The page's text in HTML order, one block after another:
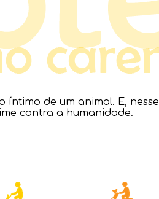
de um animal. E, nesse
contra a humanidade.